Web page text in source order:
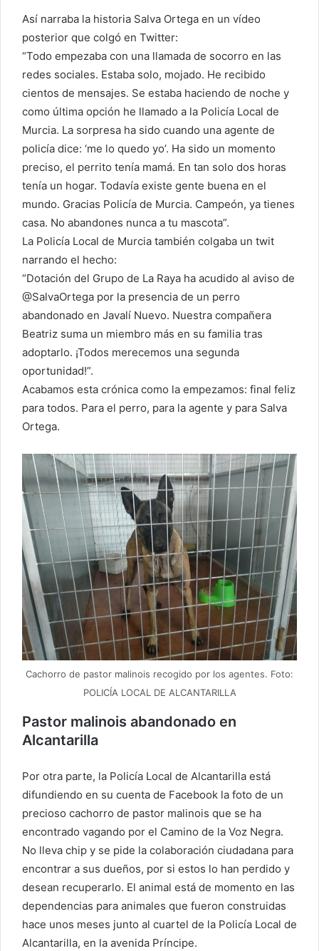
Así narraba la historia Salva Ortega en un vídeo
posterior que colgó en Twitter:
“Todo empezaba con una llamada de socorro en las
redes sociales. Estaba solo, mojado. He recibido
cientos de mensajes. Se estaba haciendo de noche y
como última opción he llamado a la Policía Local de
Murcia. La sorpresa ha sido cuando una agente de
policía dice: ‘me lo quedo yo’. Ha sido un momento
preciso, el perrito tenía mamá. En tan solo dos horas
tenía un hogar. Todavía existe gente buena en el
mundo. Gracias Policía de Murcia. Campeón, ya tienes
casa. No abandones nunca a tu mascota”.
La Policía Local de Murcia también colgaba un twit
narrando el hecho:
“Dotación del Grupo de La Raya ha acudido al aviso de
@SalvaOrtega por la presencia de un perro
abandonado en Javalí Nuevo. Nuestra compañera
Beatriz suma un miembro más en su familia tras
adoptarlo. ¡Todos merecemos una segunda
oportunidad!”.
Acabamos esta crónica como la empezamos: final feliz
para todos. Para el perro, para la agente y para Salva
Ortega.
Cachorro de pastor malinois recogido por los agentes. Foto:
POLICÍA LOCAL DE ALCANTARILLA
Pastor malinois abandonado en
Alcantarilla
Por otra parte, la Policía Local de Alcantarilla está
difundiendo en su cuenta de Facebook la foto de un
precioso cachorro de pastor malinois que se ha
encontrado vagando por el Camino de la Voz Negra.
No lleva chip y se pide la colaboración ciudadana para
encontrar a sus dueños, por si estos lo han perdido y
desean recuperarlo. El animal está de momento en las
dependencias para animales que fueron construidas
hace unos meses junto al cuartel de la Policía Local de
Alcantarilla, en la avenida Príncipe.